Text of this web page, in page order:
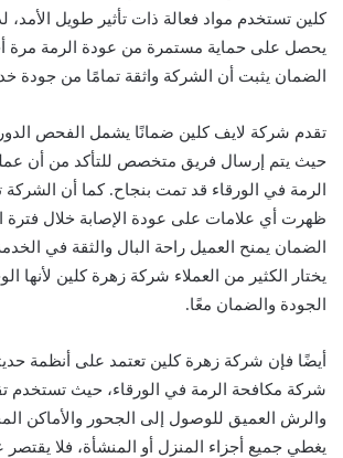
كلين تستخدم مواد فعالة ذات تأثير طويل الأمد،
يحصل على حماية مستمرة من عودة الرمة مرة
الضمان يثبت أن الشركة واثقة تمامًا من جودة
تقدم شركة لايف كلين ضمانًا يشمل الفحص
حيث يتم إرسال فريق متخصص للتأكد من أن
الرمة في الورقاء قد تمت بنجاح. كما أن الشركة
ظهرت أي علامات على عودة الإصابة خلال
الضمان يمنح العميل راحة البال والثقة في
يختار الكثير من العملاء شركة زهرة كلين لأنها
الجودة والضمان معًا.
أيضًا فإن شركة زهرة كلين تعتمد على أنظمة
شركة مكافحة الرمة في الورقاء، حيث تستخدم
والرش العميق للوصول إلى الجحور والأماكن
يغطي جميع أجزاء المنزل أو المنشأة، فلا